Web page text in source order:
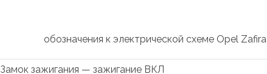
обозначения к электрической схеме Opel Zafira
Замок зажигания — зажигание ВКЛ